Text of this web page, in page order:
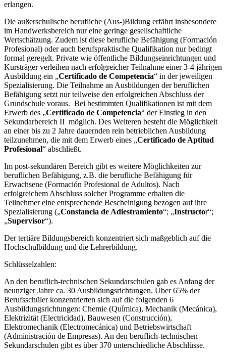
erlangen.
Die außerschulische berufliche (Aus-)Bildung erfährt insbesondere
im Handwerksbereich nur eine geringe gesellschaftliche
Wertschätzung. Zudem ist diese berufliche Befähigung (Formación
Profesional) oder auch berufspraktische Qualifikation nur bedingt
formal geregelt. Private wie öffentliche Bildungseinrichtungen und
Kursträger verleihen nach erfolgreicher Teilnahme einer 3-4 jährigen
Ausbildung ein „Certificado de Competencia“ in der jeweiligen
Spezialisierung. Die Teilnahme an Ausbildungen der beruflichen
Befähigung setzt nur teilweise den erfolgreichen Abschluss der
Grundschule voraus. Bei bestimmten Qualifikationen ist mit dem
Erwerb des „Certificado de Competencia“ der Einstieg in den
Sekundarbereich II möglich. Des Weiteren besteht die Möglichkeit
an einer bis zu 2 Jahre dauernden rein betrieblichen Ausbildung
teilzunehmen, die mit dem Erwerb eines „Certificado de Aptitud
Profesional“ abschließt.
Im post-sekundären Bereich gibt es weitere Möglichkeiten zur
beruflichen Befähigung, z.B. die berufliche Befähigung für
Erwachsene (Formación Profesional de Adultos). Nach
erfolgreichem Abschluss solcher Programme erhalten die
Teilnehmer eine entsprechende Bescheinigung bezogen auf ihre
Spezialisierung („Constancia de Adiestramiento“; „Instructor“;
„Supervisor“).
Der tertiäre Bildungsbereich konzentriert sich maßgeblich auf die
Hochschulbildung und die Lehrerbildung.
Schlüsselzahlen:
An den beruflich-technischen Sekundarschulen gab es Anfang der
neunziger Jahre ca. 30 Ausbildungsrichtungen. Über 65% der
Berufsschüler konzentrierten sich auf die folgenden 6
Ausbildungsrichtungen: Chemie (Química), Mechanik (Mecánica),
Elektrizität (Electricidad), Bauwesen (Construcción),
Elektromechanik (Electromecánica) und Betriebswirtschaft
(Administración de Empresas). An den beruflich-technischen
Sekundarschulen gibt es über 370 unterschiedliche Abschlüsse.